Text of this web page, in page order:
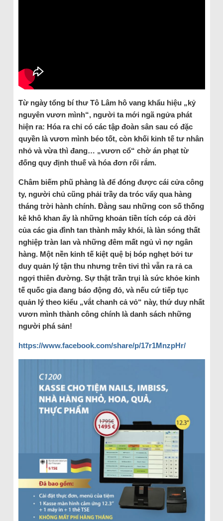
Từ ngày tổng bí thư Tô Lâm hô vang khẩu hiệu „kỷ
nguyên vươn mình“, người ta mới ngã ngửa phát
hiện ra: Hóa ra chỉ có các tập đoàn sân sau có đặc
quyền là vươn mình béo tốt, còn khối kinh tế tư nhân
nhỏ và vừa thì đang… „vươn cổ“ chờ án phạt từ
đống quy định thuế và hóa đơn rối rắm.
Châm biếm phũ phàng là để đóng được cái cửa công
ty, người chủ cũng phải trầy da tróc vẩy qua hàng
tháng trời hành chính. Đằng sau những con số thống
kê khô khan ấy là những khoản tiền tích cóp cả đời
của các gia đình tan thành mây khói, là làn sóng thất
nghiệp tràn lan và những đêm mất ngủ vì nợ ngân
hàng. Một nền kinh tế kiệt quệ bị bóp nghẹt bởi tư
duy quản lý tận thu nhưng trên tivi thì vẫn ra rả ca
ngợi thiên đường. Sự thật trần trụi là sức khỏe kinh
tế quốc gia đang báo động đỏ, và nếu cứ tiếp tục
quản lý theo kiểu „vắt chanh cả vỏ“ này, thứ duy nhất
vươn mình thành công chính là danh sách những
người phá sản!
https://www.facebook.com/share/p/17r1MnzpHr/